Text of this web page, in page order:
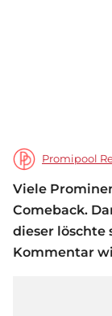
Promipool
Viele
Comeback.
dieser löschte
Kommentar